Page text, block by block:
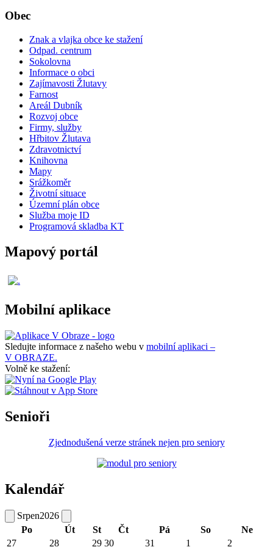
Obec
Znak a vlajka obce ke stažení
Odpad. centrum
Sokolovna
Informace o obci
Zajímavosti Žlutavy
Farnost
Areál Dubník
Rozvoj obce
Firmy, služby
Hřbitov Žlutava
Zdravotnictví
Knihovna
Mapy
Srážkoměr
Životní situace
Územní plán obce
Služba moje ID
Programová skladba KT
Mapový portál
Mobilní aplikace
Sledujte informace z našeho webu v mobilní aplikaci –
V OBRAZE.
Volně ke stažení:
Senioři
Zjednodušená verze stránek nejen pro seniory
Kalendář
Srpen2026
Po
Út St Čt Pá So
Ne
27
28 29 30 31 1 2